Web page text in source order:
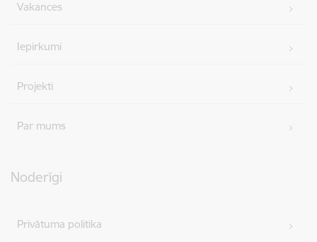
Vakances
Iepirkumi
Projekti
Par mums
Noderīgi
Privātuma politika